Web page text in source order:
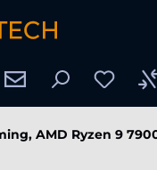
AMD Ryzen 9